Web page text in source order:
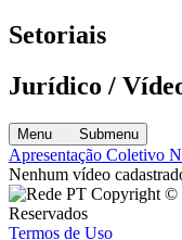
Setoriais
Jurídico /
Menu Submenu
Apresentação Coletivo
Nenhum vídeo
Copyright ©
Reservados
Termos de Uso